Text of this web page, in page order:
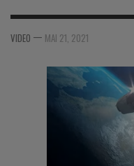
VIDEO — MAI 21, 2021